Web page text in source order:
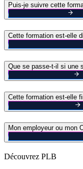
Puis-je suivre cette
Cette formation est-elle
Que se passe-t-il si une
Cette formation est-elle
Mon employeur ou mon
Découvrez PLB